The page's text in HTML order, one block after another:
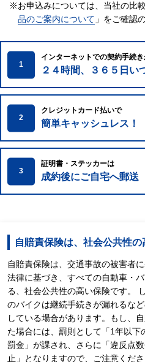
※お申込みについては、当社の比
品のご案内について 」をご確認
1
インターネットでの契約手続
２４時間、３６５日い
2
クレジットカード払いで
簡単キャッシュレス！
3
証明書・ステッカーは
成約後にご自宅へ郵送
自賠責保険は、社会公共性の
自賠責保険は、交通事故の被害者
法律に基づき、すべての自動車・
る、社会公共性の高い保険です。
のバイクは継続手続きが漏れるな
している場合があります。もし、
た場合には、罰則として「1年以
罰金」が課され、さらに「違反点
止」となりますので、ご注意くださ